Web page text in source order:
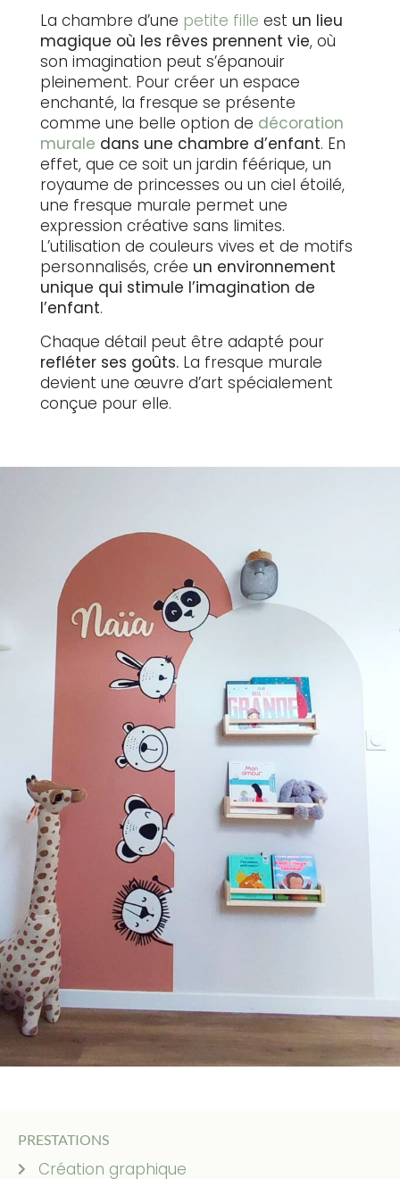
La chambre d’une petite fille est un lieu
magique où les rêves prennent vie, où
son imagination peut s’épanouir
pleinement. Pour créer un espace
enchanté, la fresque se présente
comme une belle option de décoration
murale dans une chambre d’enfant. En
effet, que ce soit un jardin féérique, un
royaume de princesses ou un ciel étoilé,
une fresque murale permet une
expression créative sans limites.
L’utilisation de couleurs vives et de motifs
personnalisés, crée un environnement
unique qui stimule l’imagination de
l’enfant.
Chaque détail peut être adapté pour
refléter ses goûts. La fresque murale
devient une œuvre d’art spécialement
conçue pour elle.
PRESTATIONS
Création graphique